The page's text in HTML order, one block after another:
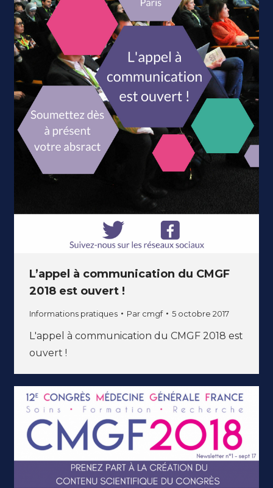
L’appel à communication du CMGF
2018 est ouvert !
Informations pratiques Par cmgf 5 octobre 2017
L'appel à communication du CMGF 2018 est
ouvert !